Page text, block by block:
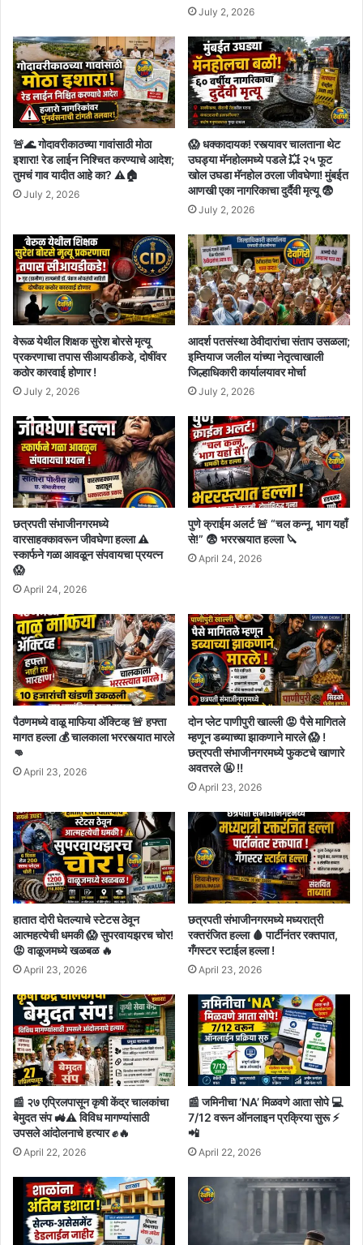
July 2, 2026
🚨🌊 गोदावरीकाठच्या गावांसाठी मोठा
इशारा! रेड लाईन निश्चित करण्याचे आदेश;
तुमचं गाव यादीत आहे का? ⚠️🏠
July 2, 2026
😱 धक्कादायक! रस्त्यावर चालताना थेट
उघड्या मॅनहोलमध्ये पडले 💥 २५ फूट
खोल उघडा मॅनहोल ठरला जीवघेणा! मुंबईत
आणखी एका नागरिकाचा दुर्दैवी मृत्यू 😨
July 2, 2026
वेरूळ येथील शिक्षक सुरेश बोरसे मृत्यू
प्रकरणाचा तपास सीआयडीकडे, दोषींवर
कठोर कारवाई होणार !
July 2, 2026
आदर्श पतसंस्था ठेवीदारांचा संताप उसळला;
इम्तियाज जलील यांच्या नेतृत्वाखाली
जिल्हाधिकारी कार्यालयावर मोर्चा
July 2, 2026
छत्रपती संभाजीनगरमध्ये
वारसाहक्कावरून जीवघेणा हल्ला ⚠️
स्कार्फने गळा आवळून संपवायचा प्रयत्न
😱
April 24, 2026
पुणे क्राईम अलर्ट 🚨 “चल कन्नू, भाग यहाँ
से!” 😨 भररस्त्यात हल्ला 🔪
April 24, 2026
पैठणमध्ये वाळू माफिया अ‍ॅक्टिव्ह 🚨 हफ्ता
मागत हल्ला 💰 चालकाला भररस्त्यात मारले
👊
April 23, 2026
दोन प्लेट पाणीपुरी खाल्ली 😡 पैसे मागितले
म्हणून डब्याच्या झाकणाने मारले 😱 !
छत्रपती संभाजीनगरमध्ये फुकटचे खाणारे
अवतरले 🤬 !!
April 23, 2026
हातात दोरी घेतल्याचे स्टेटस ठेवून
आत्महत्येची धमकी 😱 सुपरवायझरच चोर!
😡 वाळूजमध्ये खळबळ 🔥
April 23, 2026
छत्रपती संभाजीनगरमध्ये मध्यरात्री
रक्तरंजित हल्ला 🩸 पार्टीनंतर रक्तपात,
गँगस्टर स्टाईल हल्ला !
April 23, 2026
📰 २७ एप्रिलपासून कृषी केंद्र चालकांचा
बेमुदत संप 🚜⚠️ विविध मागण्यांसाठी
उपसले आंदोलनाचे हत्यार ✊🔥
April 22, 2026
📰 जमिनीचा ‘NA’ मिळवणे आता सोपे 💻
7/12 वरून ऑनलाइन प्रक्रिया सुरू ⚡
📲
April 22, 2026